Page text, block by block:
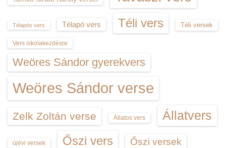
Télapós vers Télapó vers Téli vers Téli versek
Vers iskolakezdésre
Weöres Sándor gyerekvers
Weöres Sándor verse
Zelk Zoltán verse Állatos vers Állatvers
újévi versek Őszi vers Őszi versek